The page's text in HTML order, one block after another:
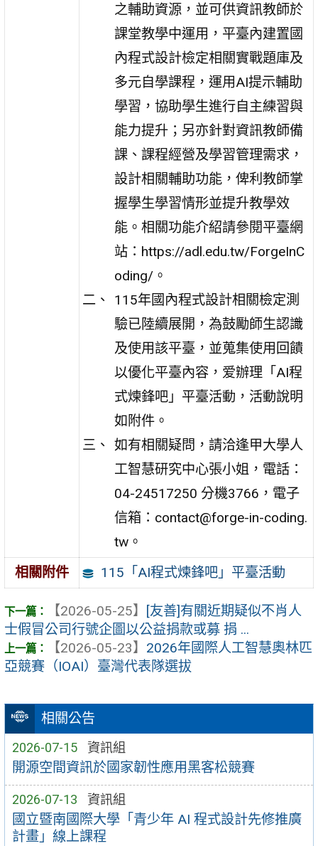
相關公告
2026-07-15 資訊組
開源空間資訊於國家韌性應用黑客松競賽
2026-07-13 資訊組
國立暨南國際大學「青少年 AI 程式設計先修推廣
計畫」線上課程
之輔助資源，並可供資訊教師於
課堂教學中運用，平臺內建置國
內程式設計檢定相關實戰題庫及
多元自學課程，運用AI提示輔助
學習，協助學生進行自主練習與
能力提升；另亦針對資訊教師備
課、課程經營及學習管理需求，
設計相關輔助功能，俾利教師掌
握學生學習情形並提升教學效
能。相關功能介紹請參閱平臺網
站：https://adl.edu.tw/ForgeInC
oding/。
115年國內程式設計相關檢定測
驗已陸續展開，為鼓勵師生認識
及使用該平臺，並蒐集使用回饋
以優化平臺內容，爱辦理「AI程
式煉鋒吧」平臺活動，活動說明
如附件。
如有相關疑問，請洽逢甲大學人
工智慧研究中心張小姐，電話：
04-24517250 分機3766，電子
信箱：contact@forge-in-coding.
tw。
相關附件
115「AI程式煉鋒吧」平臺活動
【2026-05-25】 [友善]有關近期疑似不肖人
士假冒公司行號企圖以公益捐款或募 捐 ...
【2026-05-23】 2026年國際人工智慧奧林匹
亞競賽（IOAI）臺灣代表隊選拔